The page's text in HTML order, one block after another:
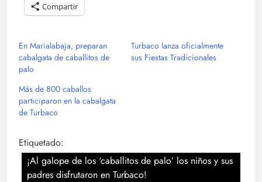
Compartir
En Marialabaja, preparan
cabalgata de caballitos de
palo
Turbaco lanza oficialmente
sus Fiestas Tradicionales
Más de 800 caballos
participaron en la cabalgata
de Turbaco
Etiquetado:
¡Al galope de los ‘caballitos de palo’ los niños y sus
padres disfrutaron en Turbaco!